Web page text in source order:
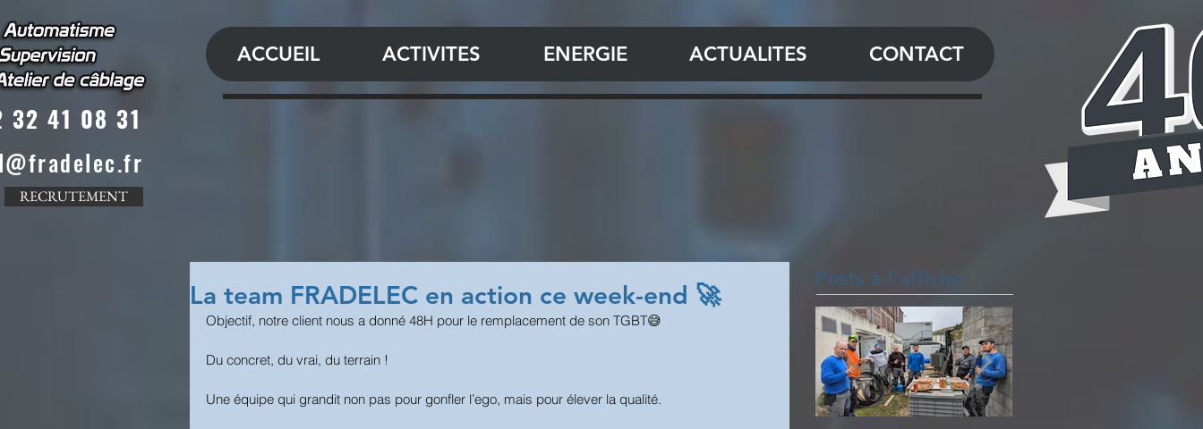
32 41 08 31
RECRUTEMENT
ACCUEIL ACTIVITES ENERGIE ACTUALITES CONTACT
La team FRADELEC en action ce week-end 🚀
Objectif, notre client nous a donné 48H pour le remplacement de son TGBT😅
Du concret, du vrai, du terrain !
Une équipe qui grandit non pas pour gonfler l’ego, mais pour élever la qualité.
Posts à l'affiche